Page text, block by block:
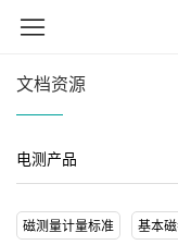
文档资源
电测产品
磁测量计量标准 基本